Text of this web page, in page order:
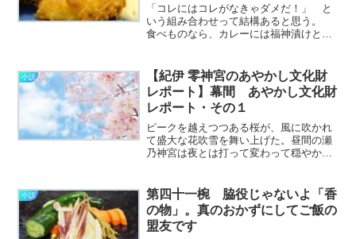
「コレにはコレがなきゃダメだ！」 と
いう組み合わせって結構あると思う。
食べものなら、カレーには福神漬けとか
が、お赤飯にゴマ塩。 コンビでいえば
トムとジェリーとかボニーと
ク………………～続きを読む～
小説
【紀伊 零神宮のあやかし文化財
レポート】幕間 あやかし文化財
レポート・その１
ピークを越えつつある桜が、風に吹かれ
て盛大な花吹雪を舞い上げた。昼間の瀬
乃神宮は夜とは打って変わって穏やか
チェアに腰掛けたわたしの目の前で、由
良さんがコーヒー………………～続きを
読む～
小説
第四十一椀 脇役じゃないよ「香
の物」。真のおかずにしてご飯の
盟友です